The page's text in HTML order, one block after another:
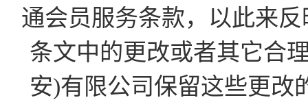
通会员服务条款，以此来
条文中的更改或者其它合
安)有限公司保留这些更改